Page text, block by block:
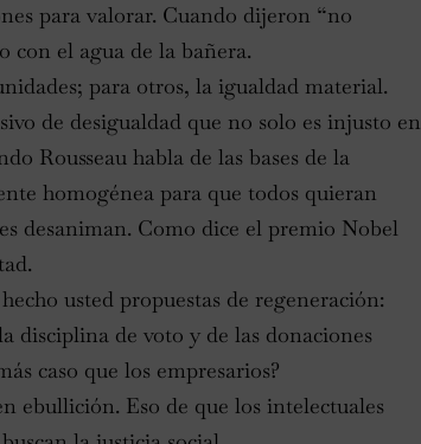
para valorar. Cuando dijeron “no
con el agua de la bañera.
para otros, la igualdad material.
de desigualdad que no solo es injusto en
Rousseau habla de las bases de la
homogénea para que todos quieran
desaniman. Como dice el premio Nobel
usted propuestas de regeneración:
disciplina de voto y de las donaciones
caso que los empresarios?
ebullición. Eso de que los intelectuales